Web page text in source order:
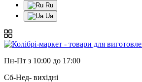
Ru
Ua
Пн-Пт з 10:00 до 17:00
Сб-Нед- вихідні